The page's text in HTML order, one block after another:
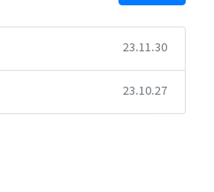
23.11.30
23.10.27